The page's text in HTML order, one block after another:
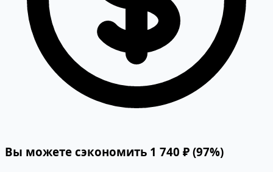
Вы можете сэкономить 1 740 ₽ (97%)